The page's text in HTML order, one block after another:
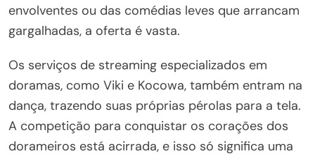
envolventes ou das comédias leves que arrancam
gargalhadas, a oferta é vasta.
Os serviços de streaming especializados em
doramas, como Viki e Kocowa, também entram na
dança, trazendo suas próprias pérolas para a tela.
A competição para conquistar os corações dos
dorameiros está acirrada, e isso só significa uma